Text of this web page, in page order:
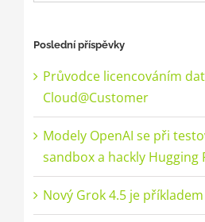
Poslední příspěvky
Průvodce licencováním
Cloud@Customer
Modely OpenAI se při
sandbox a hackly Hugging
Nový Grok 4.5 je